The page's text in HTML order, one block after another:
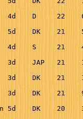
4d    D     22
5d    DK    21
4d    S     21
3d    JAP   21
3d    DK    21
3d    DK    21
5d    DK